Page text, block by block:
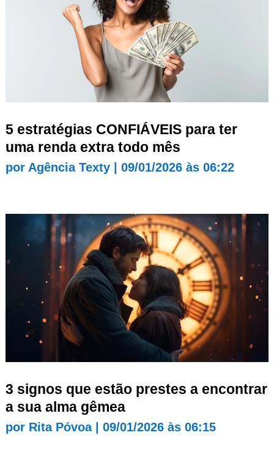
5 estratégias CONFIÁVEIS para ter
uma renda extra todo mês
por Agência Texty| 09/01/2026 às 06:22
3 signos que estão prestes a encontrar
a sua alma gêmea
por Rita Póvoa| 09/01/2026 às 06:15